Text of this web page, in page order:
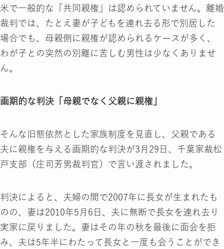
米で一般的な「共同親権」は認められていません。離婚
裁判では、たとえ妻が子どもを連れ去る形で別居した
場合でも、母親側に親権が認められるケースが多く、
わが子との突然の別離に苦しむ男性は少なくありませ
ん。
画期的な判決「母親でなく父親に親権」
そんな旧態依然とした家族制度を見直し、父親である
夫に親権を与える画期的な判決が3月29日、千葉家裁松
戸支部（庄司芳男裁判官）で言い渡されました。
判決によると、夫婦の間で2007年に長女が生まれたも
のの、妻は2010年5月6日、夫に無断で長女を連れ去り
実家に戻りました。妻はその年の秋を最後に面会を拒
み、夫は5年半にわたって長女と一度も会うことができ